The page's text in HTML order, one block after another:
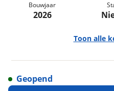
Bouwjaar
2026
Toon alle
Geopend